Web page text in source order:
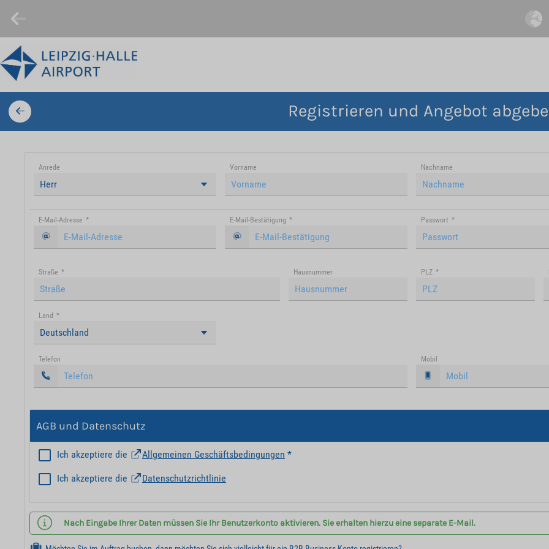
Registrieren und Angebot
Anrede
Herr
Vorname Nachname
E-Mail-Adresse * E-Mail-Bestätigung * Passwort *
Straße * Hausnummer PLZ *
Land *
Deutschland
Telefon Mobil
AGB und Datenschutz
Ich akzeptiere die Allgemeinen Geschäftsbedingungen *
Ich akzeptiere die Datenschutzrichtlinie
Nach Eingabe Ihrer Daten müssen Sie Ihr Benutzerkonto aktivieren. Sie erhalten hierzu eine separate E-Mail.